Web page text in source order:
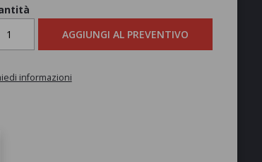
AGGIUNGI AL PREVENTIVO
informazioni